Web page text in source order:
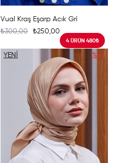
Vual Kraş Eşarp Acık Gri
₺250,00
₺300,00
4 ÜRÜN 480₺
%17
YENI